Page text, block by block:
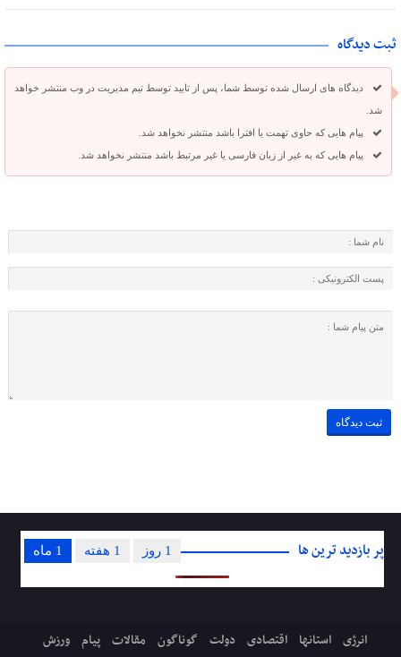
ثبت دیدگاه
دیدگاه های ارسال شده توسط شما، پس از تایید توسط تیم مدیریت در وب منتشر خواهد
شد.
پیام هایی که حاوی تهمت یا افترا باشد منتشر نخواهد شد.
پیام هایی که به غیر از زبان فارسی یا غیر مرتبط باشد منتشر نخواهد شد.
پر بازدید ترین ها 1 ماه 1 هفته 1 روز
انرژی استانها اقتصادی دولت گوناگون مقالات پیام ورزش